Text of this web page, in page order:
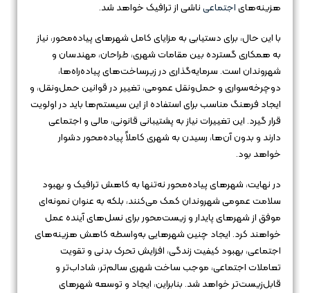
هزینه‌هایاجتماعیناشی از ترافیک خواهد شد.
با این حال، برای دستیابی به مزایای کامل شهرهای پیاده‌محور، نیاز
به همکاری گسترده بین مقامات شهری، طراحان، مهندسان و
شهروندان است. سرمایه‌گذاری در زیرساخت‌های پیاده‌راه‌ها،
دوچرخه‌سواری و حمل‌ونقل عمومی، تغییر در قوانین حمل‌ونقل، و
ایجاد فرهنگ مناسب برای استفاده از این سیستم‌ها باید در اولویت
قرار گیرد. این تغییرات نیاز به پشتیبانی قانونی، مالی و اجتماعی
دارند و بدون آن‌ها، رسیدن به شهری کاملاً پیاده‌محور دشوار
خواهد بود.
در نهایت، شهرهای پیاده‌محور نه‌تنها به کاهش ترافیک و بهبود
سلامت عمومی شهروندان کمک می‌کنند، بلکه به عنوان نمونه‌ای
موفق از شهرهای پایدار و زیست‌محور برای نسل‌های آینده عمل
خواهند کرد. ایجاد چنین شهرهایی به‌واسطه کاهش هزینه‌های
اجتماعی، بهبود کیفیت زندگی، افزایش تحرک بدنی و تقویت
تعاملات اجتماعی، موجب ساخت شهری سالم‌تر، شاداب‌تر و
قابل‌زیست‌تر خواهد شد. بنابراین، ایجاد و توسعه شهرهای